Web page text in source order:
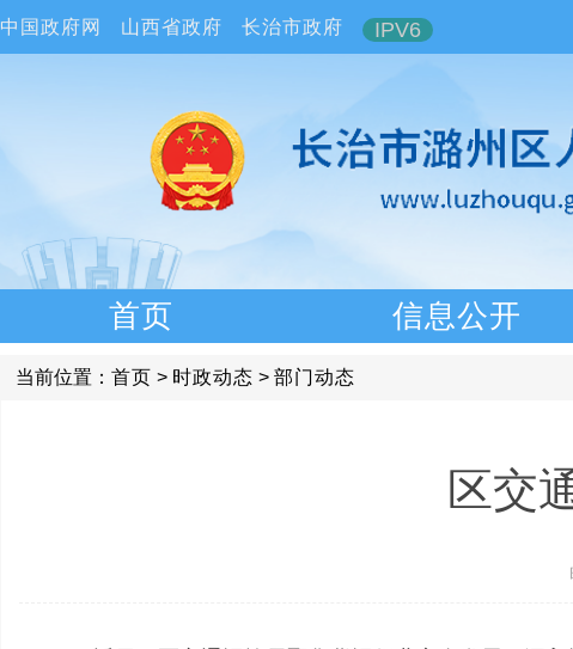
中国政府网 山西省政府 长治市政府 IPV6
首页 信息公开
当前位置： 首页 > 时政动态 > 部门动态
区交